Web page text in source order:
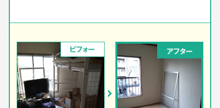
ビフォー アフター